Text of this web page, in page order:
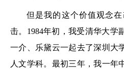
但是我的这个价值观念
击。1984年初，我受清华大学
一介、乐黛云一起去了深圳大
人文学科。最初三年，我一年